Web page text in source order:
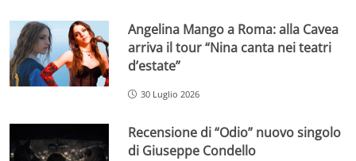
Angelina Mango a Roma: alla Cavea
arriva il tour “Nina canta nei teatri
d’estate”
30 Luglio 2026
Recensione di “Odio” nuovo singolo
di Giuseppe Condello